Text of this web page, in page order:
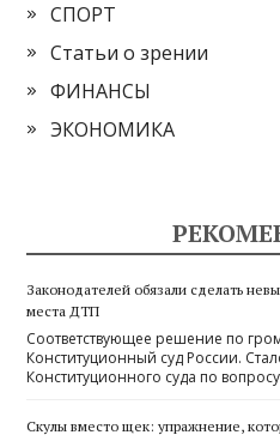
СПОРТ
Статьи о зрении
ФИНАНСЫ
ЭКОНОМИКА
Законодателей обязали сделать
места ДТП
Соответствующее решение по
Конституционный суд России.
Конституционного суда по
Скулы вместо щек: упражнение,